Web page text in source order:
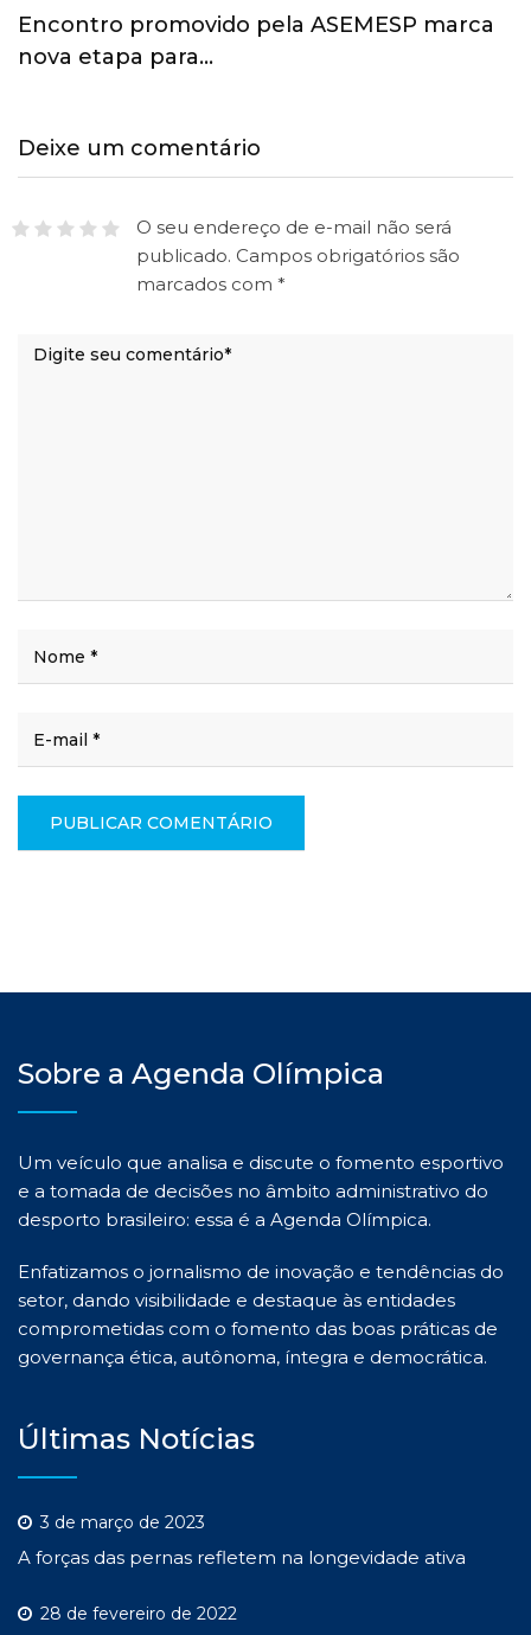
Esporte ganha espaço na agenda
econômica e mobiliza…
Deixe um comentário
O seu endereço de e-mail não será
publicado. Campos obrigatórios são
marcados com *
Sobre a Agenda Olímpica
Um veículo que analisa e discute o fomento esportivo
e a tomada de decisões no âmbito administrativo do
desporto brasileiro: essa é a Agenda Olímpica.
Enfatizamos o jornalismo de inovação e tendências do
setor, dando visibilidade e destaque às entidades
comprometidas com o fomento das boas práticas de
governança ética, autônoma, íntegra e democrática.
Últimas Notícias
3 de março de 2023
A forças das pernas refletem na longevidade ativa
28 de fevereiro de 2022